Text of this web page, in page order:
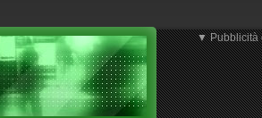
▼ Pubblicità